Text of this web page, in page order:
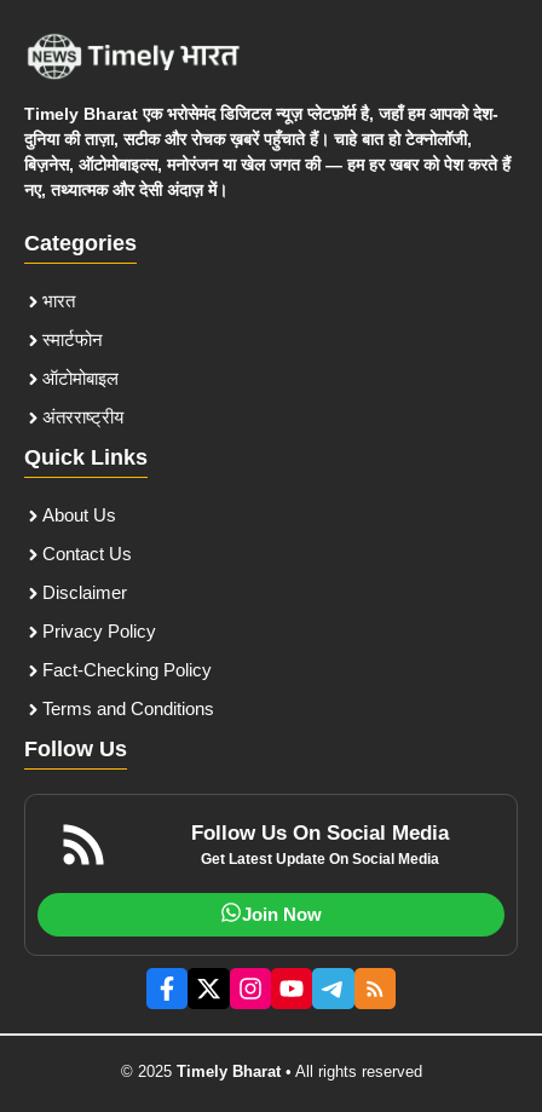
Timely Bharat एक भरोसेमंद डिजिटल न्यूज़ प्लेटफ़ॉर्म है, जहाँ हम आपको देश-
दुनिया की ताज़ा, सटीक और रोचक ख़बरें पहुँचाते हैं। चाहे बात हो टेक्नोलॉजी,
बिज़नेस, ऑटोमोबाइल्स, मनोरंजन या खेल जगत की — हम हर खबर को पेश करते हैं
नए, तथ्यात्मक और देसी अंदाज़ में।
Categories
भारत
स्मार्टफोन
ऑटोमोबाइल
अंतरराष्ट्रीय
Quick Links
About Us
Contact Us
Disclaimer
Privacy Policy
Fact-Checking Policy
Terms and Conditions
Follow Us
Follow Us On Social Media
Get Latest Update On Social Media
Join Now
© 2025 Timely Bharat• All rights reserved